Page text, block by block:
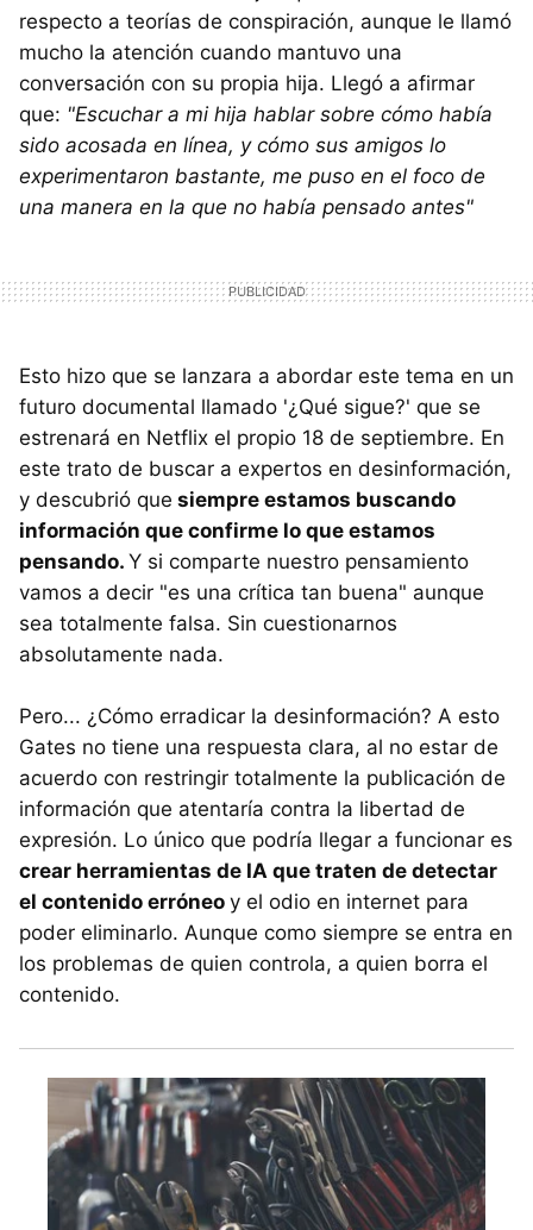
respecto a teorías de conspiración, aunque le llamó
mucho la atención cuando mantuvo una
conversación con su propia hija. Llegó a afirmar
que: "Escuchar a mi hija hablar sobre cómo había
sido acosada en línea, y cómo sus amigos lo
experimentaron bastante, me puso en el foco de
una manera en la que no había pensado antes"
Esto hizo que se lanzara a abordar este tema en un
futuro documental llamado '¿Qué sigue?' que se
estrenará en Netflix el propio 18 de septiembre. En
este trato de buscar a expertos en desinformación,
y descubrió que siempre estamos buscando
información que confirme lo que estamos
pensando. Y si comparte nuestro pensamiento
vamos a decir "es una crítica tan buena" aunque
sea totalmente falsa. Sin cuestionarnos
absolutamente nada.
Pero... ¿Cómo erradicar la desinformación? A esto
Gates no tiene una respuesta clara, al no estar de
acuerdo con restringir totalmente la publicación de
información que atentaría contra la libertad de
expresión. Lo único que podría llegar a funcionar es
crear herramientas de IA que traten de detectar
el contenido erróneo y el odio en internet para
poder eliminarlo. Aunque como siempre se entra en
los problemas de quien controla, a quien borra el
contenido.